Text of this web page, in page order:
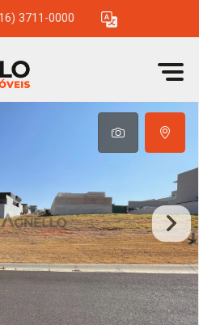
3711-0000